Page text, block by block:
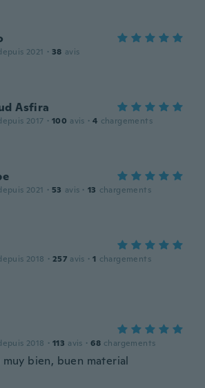
2021 · 38 avis
Asfira
2017 · 100 avis · 4 chargements
2021 · 53 avis · 13 chargements
2018 · 257 avis · 1 chargements
2018 · 113 avis · 68 chargements
muy bien, buen material